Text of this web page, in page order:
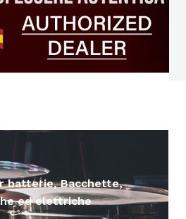
batterie, Bacchette,
ed elettriche